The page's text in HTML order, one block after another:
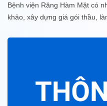
Bệnh viện Răng Hàm Mặt có
khảo, xây dựng giá gói thầu,